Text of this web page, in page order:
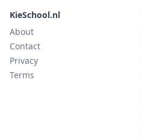
KieSchool.nl
About
Contact
Privacy
Terms